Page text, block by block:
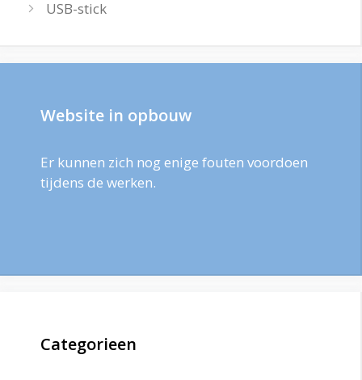
USB-stick
Website in opbouw
Er kunnen zich nog enige fouten voordoen
tijdens de werken.
Categorieen